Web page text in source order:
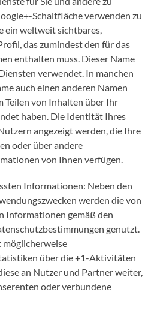
Schaltfläche verwenden zu
ein weltweit sichtbares,
das zumindest den für das
enthalten muss. Dieser Name
verwendet. In manchen
auch einen anderen Namen
Teilen von Inhalten über Ihr
haben. Die Identität Ihres
angezeigt werden, die Ihre
oder über andere
von Ihnen verfügen.
Informationen: Neben den
werden die von
Informationen gemäß den
genutzt.
über die +1-Aktivitäten
an Nutzer und Partner weiter,
oder verbundene